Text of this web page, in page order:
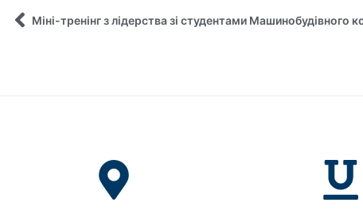
Міні-тренінг з лідерства зі студентами Машинобудівного